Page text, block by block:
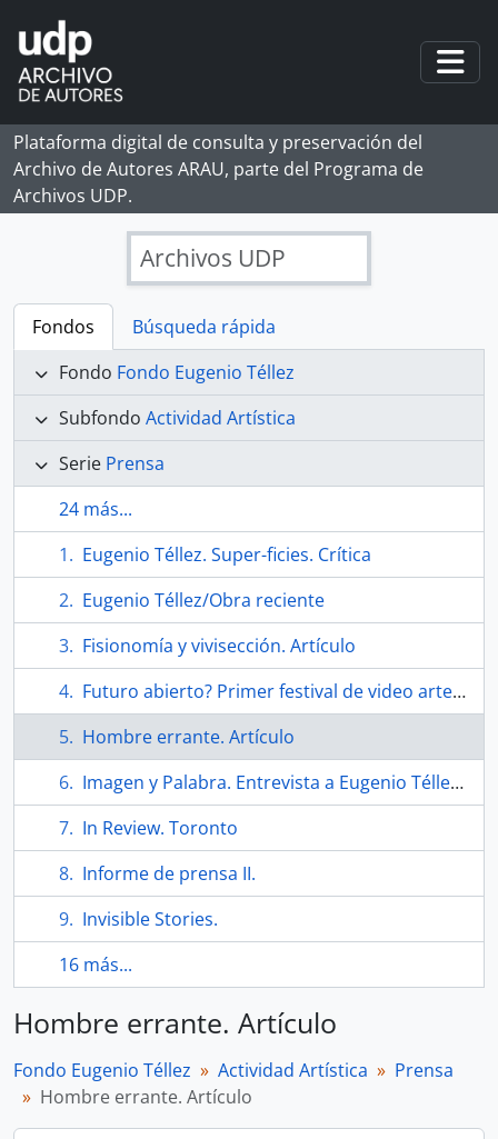
Skip to main content
Plataforma digital de consulta y preservación del
Archivo de Autores ARAU, parte del Programa de
Archivos UDP.
Archivos UDP
Fondos
Búsqueda rápida
Fondo Fondo Eugenio Téllez
Subfondo Actividad Artística
Serie Prensa
24 más...
Eugenio Téllez. Super-ficies. Crítica
Eugenio Téllez/Obra reciente
Fisionomía y vivisección. Artículo
Futuro abierto? Primer festival de video arte franco-chileno plantea nuevas posibildades artísticas
Hombre errante. Artículo
Imagen y Palabra. Entrevista a Eugenio Téllez en Revista Cauce
In Review. Toronto
Informe de prensa II.
Invisible Stories.
16 más...
Hombre errante. Artículo
Fondo Eugenio Téllez Actividad Artística
Prensa
Hombre errante. Artículo